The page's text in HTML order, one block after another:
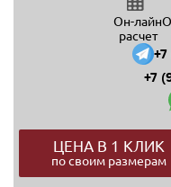
Он-лайн
расчет
+7
ЦЕНА В 1 КЛИК
по своим размерам